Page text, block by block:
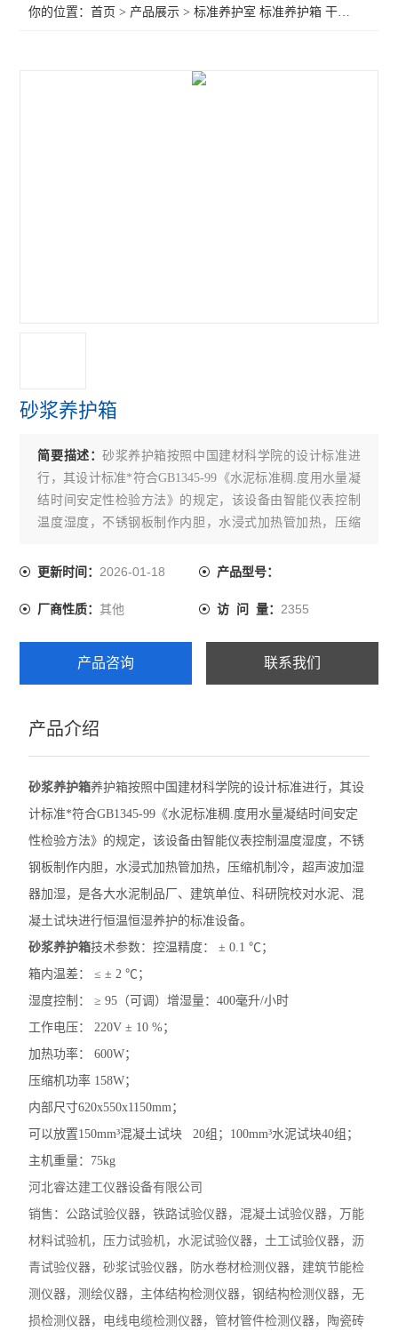
你的位置：首页 > 产品展示 >标准养护室 标准养护箱 干燥箱
砂浆养护箱
简要描述：砂浆养护箱按照中国建材科学院的设计标准进
行，其设计标准*符合GB1345-99《水泥标准稠.度用水量凝
结时间安定性检验方法》的规定，该设备由智能仪表控制
温度湿度，不锈钢板制作内胆，水浸式加热管加热，压缩
位、科研院校对水泥、混凝土试块进行恒温恒湿养护的标
更新时间：2026-01-18 产品型号：
厂商性质：其他 访 问 量： 2355
产品咨询 联系我们
产品介绍
砂浆养护箱养护箱按照中国建材科学院的设计标准进行，其设
计标准*符合GB1345-99《水泥标准稠.度用水量凝结时间安定
性检验方法》的规定，该设备由智能仪表控制温度湿度，不锈
钢板制作内胆，水浸式加热管加热，压缩机制冷，超声波加湿
器加湿，是各大水泥制品厂、建筑单位、科研院校对水泥、混
凝土试块进行恒温恒湿养护的标准设备。
砂浆养护箱技术参数：控温精度： ± 0.1 ℃；
箱内温差： ≤ ± 2 ℃；
湿度控制： ≥ 95（可调）增湿量：400毫升/小时
工作电压： 220V ± 10 %；
加热功率： 600W；
压缩机功率 158W；
内部尺寸620x550x1150mm；
可以放置150mm³混凝土试块 20组；100mm³水泥试块40组；
主机重量：75kg
河北睿达建工仪器设备有限公司
销售： 公路试验仪器，铁路试验仪器， 混凝土试验仪器，
万能
材料试验机，压力试验机，水泥试验仪器，土工试验仪器，沥
青试验仪器，砂浆试验仪器， 防水卷材检测仪器， 建筑节能检
测仪器， 测绘仪器， 主体结构检测仪器，钢结构检测仪器，无
损检测仪器，电线电缆检测仪器，管材管件检测仪器，陶瓷砖